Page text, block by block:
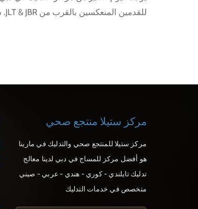
للقدمين المنعكسين بالقرب من JLT & JBR. سيكون أفضل يوم تقضيه في مركز التدليك.
مركز ستيلا منتجع صحي
مركز ستيلا للمنتجع صحي والتدليك في مارينا
هو أفضل مركز للمساج في دبي لدينا معالج
تدليك تايلندي - كوري - هندي - عربي - صيني
متخصص في خدمات التدليك